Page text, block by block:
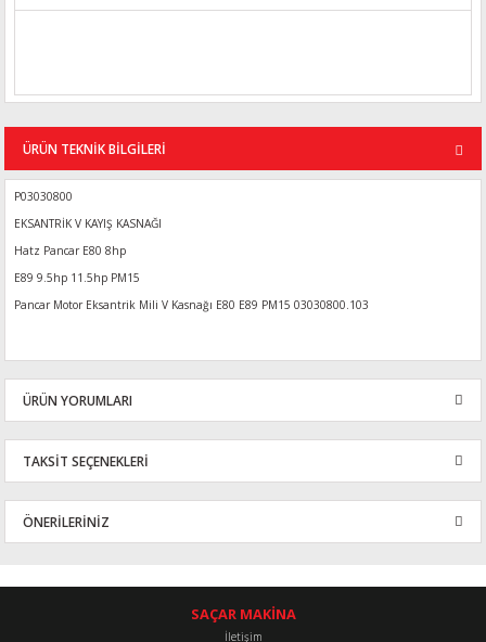
ÜRÜN TEKNİK BİLGİLERİ
P03030800
EKSANTRİK V KAYIŞ KASNAĞI
Hatz Pancar E80 8hp
E89 9.5hp 11.5hp PM15
Pancar Motor Eksantrik Mili V Kasnağı E80 E89 PM15 03030800.103
ÜRÜN YORUMLARI
Bu ürüne ilk yorumu siz yapın!
TAKSİT SEÇENEKLERİ
ÖNERİLERİNİZ
konularda yetersiz gördüğünüz noktaları öneri formunu kullanarak
Görüş ve önerileriniz için teşekkür ederiz.
SAÇAR MAKİNA
İletişim